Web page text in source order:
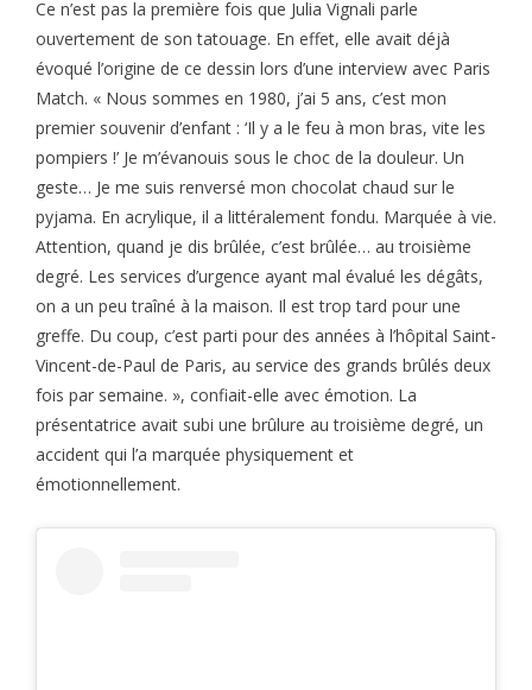
Ce n’est pas la première fois que Julia Vignali parle
ouvertement de son tatouage. En effet, elle avait déjà
évoqué l’origine de ce dessin lors d’une interview avec Paris
Match. « Nous sommes en 1980, j’ai 5 ans, c’est mon
premier souvenir d’enfant : ‘Il y a le feu à mon bras, vite les
pompiers !’ Je m’évanouis sous le choc de la douleur. Un
geste… Je me suis renversé mon chocolat chaud sur le
pyjama. En acrylique, il a littéralement fondu. Marquée à vie.
Attention, quand je dis brûlée, c’est brûlée… au troisième
degré. Les services d’urgence ayant mal évalué les dégâts,
on a un peu traîné à la maison. Il est trop tard pour une
greffe. Du coup, c’est parti pour des années à l’hôpital Saint-
Vincent-de-Paul de Paris, au service des grands brûlés deux
fois par semaine. », confiait-elle avec émotion. La
présentatrice avait subi une brûlure au troisième degré, un
accident qui l’a marquée physiquement et
émotionnellement.